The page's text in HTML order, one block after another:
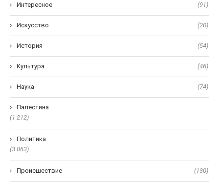
Интересное (91)
Искусство (20)
История (54)
Культура (46)
Наука (74)
Палестина
(1 212)
Политика
(3 063)
Происшествие (130)